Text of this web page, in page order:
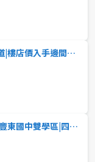
北屯買房推薦|近豐原大道|樓店價入手邊間透天店面
北屯買房推薦|南陽國小.豐東國中雙學區|四房透天